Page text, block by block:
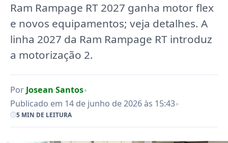
Ram Rampage RT 2027 ganha motor flex
e novos equipamentos; veja detalhes. A
linha 2027 da Ram Rampage RT introduz
a motorização 2.
Por Josean Santos•
Publicado em 14 de junho de 2026 às 15:43•
5 MIN DE LEITURA